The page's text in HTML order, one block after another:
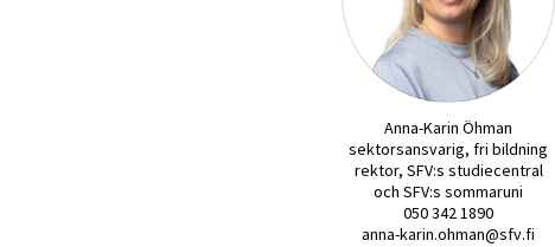
Anna-Karin Öhman
sektorsansvarig, fri bildning
rektor, SFV:s studiecentral
och SFV:s sommaruni
050 342 1890
anna-karin.ohman@sfv.fi